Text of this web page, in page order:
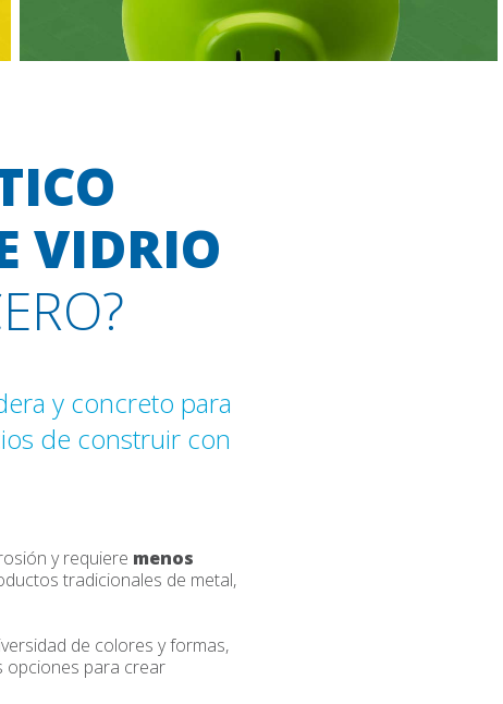
VIDRIO
y concreto para
de construir con
y requiere menos
tradicionales de metal,
de colores y formas,
opciones para crear